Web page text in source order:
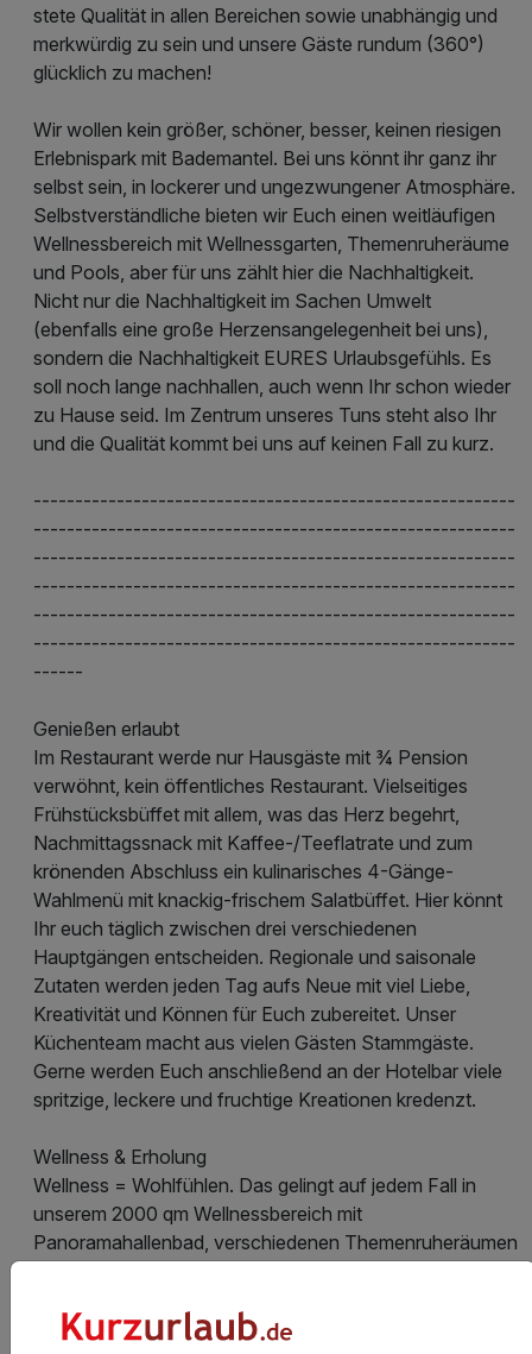
stete Qualität in allen Bereichen sowie unabhängig und
merkwürdig zu sein und unsere Gäste rundum (360°)
glücklich zu machen!
Wir wollen kein größer, schöner, besser, keinen riesigen
Erlebnispark mit Bademantel. Bei uns könnt ihr ganz ihr
selbst sein, in lockerer und ungezwungener Atmosphäre.
Selbstverständliche bieten wir Euch einen weitläufigen
Wellnessbereich mit Wellnessgarten, Themenruheräume
und Pools, aber für uns zählt hier die Nachhaltigkeit.
Nicht nur die Nachhaltigkeit im Sachen Umwelt
(ebenfalls eine große Herzensangelegenheit bei uns),
sondern die Nachhaltigkeit EURES Urlaubsgefühls. Es
soll noch lange nachhallen, auch wenn Ihr schon wieder
zu Hause seid. Im Zentrum unseres Tuns steht also Ihr
und die Qualität kommt bei uns auf keinen Fall zu kurz.
----------------------------------------------------------
----------------------------------------------------------
----------------------------------------------------------
----------------------------------------------------------
----------------------------------------------------------
----------------------------------------------------------
------
Genießen erlaubt
Im Restaurant werde nur Hausgäste mit ¾ Pension
verwöhnt, kein öffentliches Restaurant. Vielseitiges
Frühstücksbüffet mit allem, was das Herz begehrt,
Nachmittagssnack mit Kaffee-/Teeflatrate und zum
krönenden Abschluss ein kulinarisches 4-Gänge-
Wahlmenü mit knackig-frischem Salatbüffet. Hier könnt
Ihr euch täglich zwischen drei verschiedenen
Hauptgängen entscheiden. Regionale und saisonale
Zutaten werden jeden Tag aufs Neue mit viel Liebe,
Kreativität und Können für Euch zubereitet. Unser
Küchenteam macht aus vielen Gästen Stammgäste.
Gerne werden Euch anschließend an der Hotelbar viele
spritzige, leckere und fruchtige Kreationen kredenzt.
Wellness & Erholung
Wellness = Wohlfühlen. Das gelingt auf jedem Fall in
unserem 2000 qm Wellnessbereich mit
Panoramahallenbad, verschiedenen Themenruheräumen
Panoramablick und ganzjährig beheiztem Infinity-